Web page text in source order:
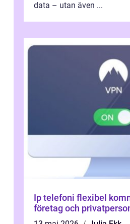
data – utan även ...
Ip telefoni flexibel kommunikation för
företag och